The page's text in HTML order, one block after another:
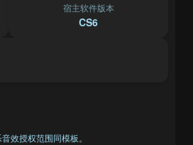
宿主软件版本
CS6
效授权范围同模板。